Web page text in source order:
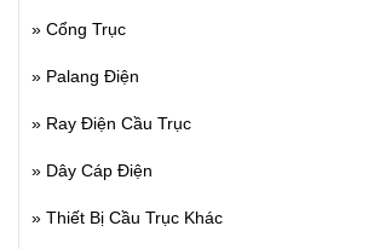
» Cổng Trục
» Palang Điện
» Ray Điện Cầu Trục
» Dây Cáp Điện
» Thiết Bị Cầu Trục Khác